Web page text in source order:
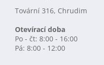
Tovární 316, Chrudim
Otevírací doba
Po - čt: 8:00 - 16:00
Pá: 8:00 - 12:00